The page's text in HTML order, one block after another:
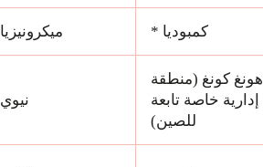
كمبوديا * ميكرونيزيا
هونغ كونغ (منطقة
إدارية خاصة تابعة
للصين)
نيوي